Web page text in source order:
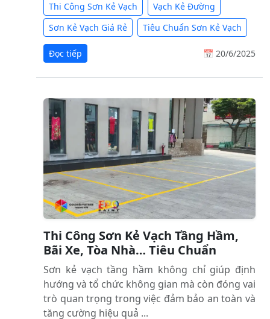
Thi Công Sơn Kẻ Vạch
Vạch Kẻ Đường
Sơn Kẻ Vạch Giá Rẻ
Tiêu Chuẩn Sơn Kẻ Vạch
Đọc tiếp 📅 20/6/2025
Thi Công Sơn Kẻ Vạch Tầng Hầm,
Bãi Xe, Tòa Nhà… Tiêu Chuẩn
Sơn kẻ vạch tầng hầm không chỉ giúp định
hướng và tổ chức không gian mà còn đóng vai
trò quan trọng trong việc đảm bảo an toàn và
tăng cường hiệu quả ...